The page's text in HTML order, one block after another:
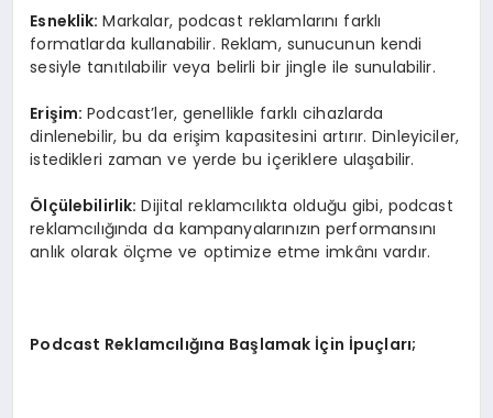
Esneklik:Markalar, podcast reklamlarını farklı
formatlarda kullanabilir. Reklam, sunucunun kendi
sesiyle tanıtılabilir veya belirli bir jingle ile sunulabilir.
Erişim:Podcast’ler, genellikle farklı cihazlarda
dinlenebilir, bu da erişim kapasitesini artırır. Dinleyiciler,
istedikleri zaman ve yerde bu içeriklere ulaşabilir.
Ölçülebilirlik:Dijital reklamcılıkta olduğu gibi, podcast
reklamcılığında da kampanyalarınızın performansını
anlık olarak ölçme ve optimize etme imkânı vardır.
Podcast Reklamcılığına Başlamak İçin İpuçları;